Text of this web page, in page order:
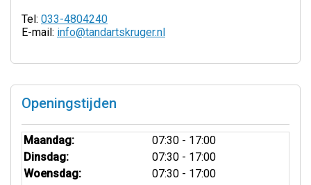
Tel: 033-4804240
E-mail: info@tandartskruger.nl
Openingstijden
Maandag:
07:30 - 17:00
Dinsdag:
07:30 - 17:00
Woensdag:
07:30 - 17:00